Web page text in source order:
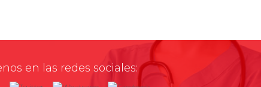
en las redes sociales: